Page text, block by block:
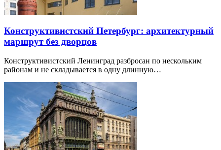
Конструктивистский Петербург: архитектурный
маршрут без дворцов
Конструктивистский Ленинград разбросан по нескольким
районам и не складывается в одну длинную…